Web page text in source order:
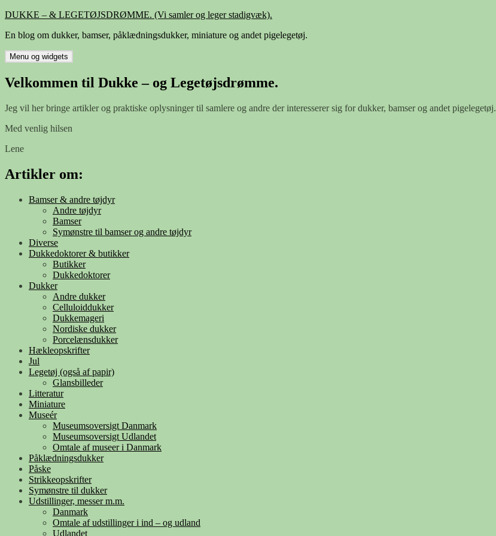
Hop
indhold
DUKKE – & LEGETØJSDRØMME. (Vi samler og leger stadigvæk).
En blog om dukker, bamser, påklædningsdukker, miniature og andet pigelegetøj.
Menu og widgets
Velkommen til Dukke – og Legetøjsdrømme.
Jeg vil her bringe artikler og praktiske oplysninger til samlere og andre der interesserer sig for dukker, bamser og andet pigelegetøj.
Med venlig hilsen
Lene
Artikler om:
Bamser & andre tøjdyr
Andre tøjdyr
Bamser
Symønstre til bamser og andre tøjdyr
Diverse
Dukkedoktorer & butikker
Butikker
Dukkedoktorer
Dukker
Andre dukker
Celluloiddukker
Dukkemageri
Nordiske dukker
Porcelænsdukker
Hækleopskrifter
Jul
Legetøj (også af papir)
Glansbilleder
Litteratur
Miniature
Museér
Museumsoversigt Danmark
Museumsoversigt Udlandet
Omtale af museer i Danmark
Påklædningsdukker
Påske
Strikkeopskrifter
Symønstre til dukker
Udstillinger, messer m.m.
Danmark
Omtale af udstillinger i ind – og udland
Udlandet